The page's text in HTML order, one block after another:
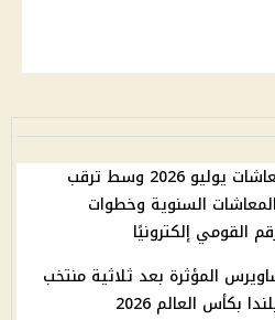
موعد صرف معاشات يوليو 2026 وسط ترقب
السنوية وخطوات
القومي إلكترونيًا
المؤثرة بعد ثلاثية منتخب
بكأس العالم 2026